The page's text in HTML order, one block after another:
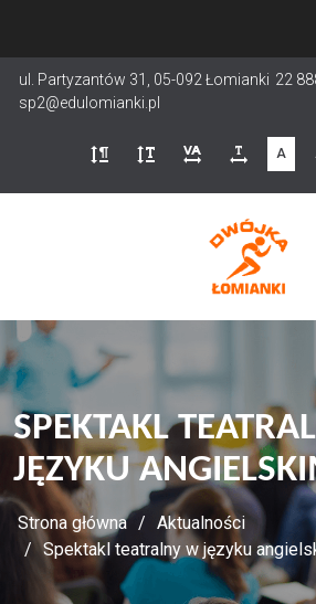
treści
ul. Partyzantów 31, 05-092 Łomianki 22
sp2@edulomianki.pl
A
SPEKTAKL
JĘZYKU
Strona główna
Aktualności
Spektakl teatralny w języku